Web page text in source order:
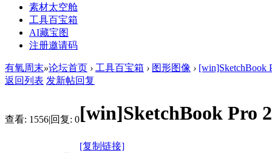
素材太空舱
工具百宝箱
AI藏宝图
注册邀请码
有氧周末»论坛首页 › 工具百宝箱 › 图形图像 › [win]SketchBook
返回列表 发新帖回复
查看: 1556|回复: 0[win]SketchBook Pro
[复制链接]